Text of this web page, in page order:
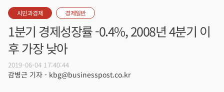
시민과경제 경제일반
1분기 경제성장률 -0.4%, 2008년 4분기 이
후 가장 낮아
2019-06-04 17:40:44
감병근 기자 - kbg@businesspost.co.kr